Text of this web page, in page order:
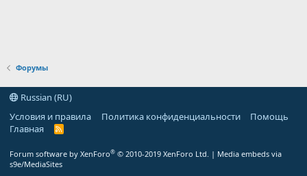
Форумы
Russian (RU)
Условия и правила
Политика конфиденциальности
Помощь
Главная
R
Forum software by XenForo® © 2010-2019 XenForo Ltd. | Media embeds via
s9e/MediaSites